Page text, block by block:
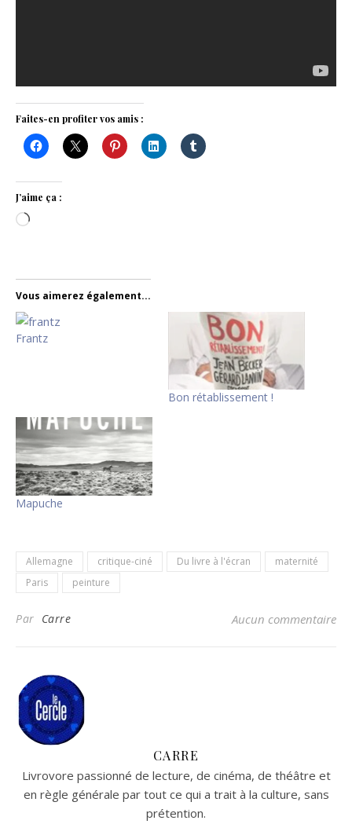
Faites-en profiter vos amis :
J’aime ça :
Chargement…
Vous aimerez également...
Frantz
Bon rétablissement !
Mapuche
Allemagne critique-ciné Du livre à l'écran
maternité
Paris
peinture
Par Carre Aucun commentaire
CARRE
Livrovore passionné de lecture, de cinéma, de théâtre et
en règle générale par tout ce qui a trait à la culture, sans
prétention.